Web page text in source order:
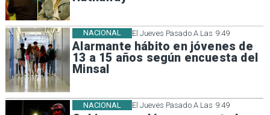
El Jueves Pasado A Las 9:49
Alarmante hábito en jóvenes de
13 a 15 años según encuesta del
Minsal
NACIONAL
El Jueves Pasado A Las 9:49
NACIONAL